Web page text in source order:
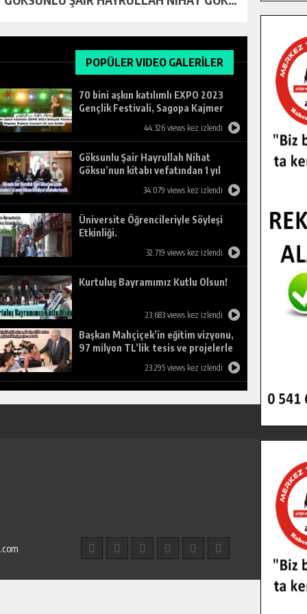
POPÜLER VIDEO GALERİLER
70 bini aşkın katılımlı EXPO 2023
Gençlik Festivali, Sagopa Kajmer
44.326 views kez izlendi
Göksunlu Şair Hayrullah Nihat
Göksu’nun kitabı vefatından 1 yıl
sonra Göksun Belediyesi tarafından
34.079 views kez izlendi
Üniversite Öğrencileriyle Söyleşi
Etkinliği.
32.719 views kez izlendi
Kurtuluş Bayramımız Kutlu Olsun!
23.683 views kez izlendi
Başkan Mahçiçek’in eğitim vizyonu,
97 milyon TL’lik tesis ve projelerle
23.295 views kez izlendi